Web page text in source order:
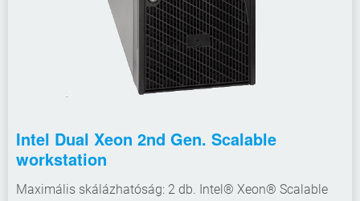
Intel Dual Xeon 2nd Gen. Scalable
workstation
Maximális skálázhatóság: 2 db. Intel® Xeon® Scalable